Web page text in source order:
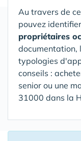
Au travers de
pouvez
propriétaires
documentation,
typologies
conseils :
senior ou une
31000 dans la